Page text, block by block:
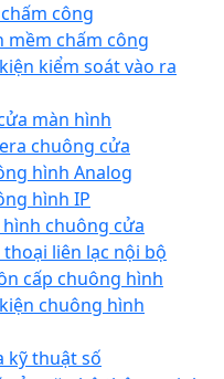
công
mềm chấm công
kiểm soát vào ra
màn hình
chuông cửa
hình Analog
hình IP
chuông cửa
liên lạc nội bộ
cấp chuông hình
chuông hình
kỹ thuật số